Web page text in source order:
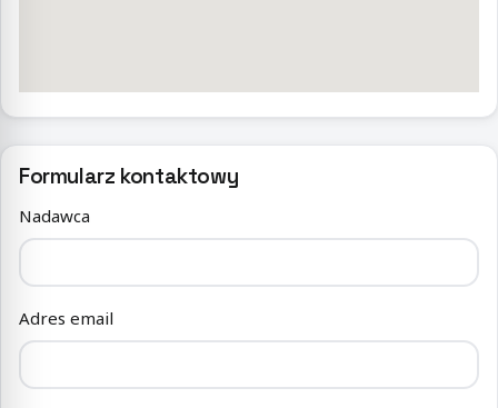
Formularz kontaktowy
Nadawca
Adres email